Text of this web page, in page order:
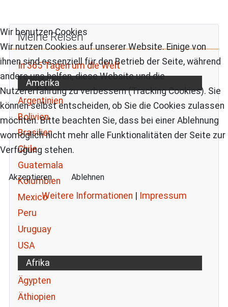
Meine Reisen
In 365 Tagen um die Welt
Amerika
Argentinien
Bolivien
Brasilien
Chile
Guatemala
Kolumbien
Mexico
Peru
Uruguay
USA
Afrika
Ägypten
Äthiopien
Wir benutzen Cookies
Wir nutzen Cookies auf unserer Website. Einige von
ihnen sind essenziell für den Betrieb der Seite, während
andere uns helfen, diese Website und die
Nutzererfahrung zu verbessern (Tracking Cookies). Sie
können selbst entscheiden, ob Sie die Cookies zulassen
möchten. Bitte beachten Sie, dass bei einer Ablehnung
womöglich nicht mehr alle Funktionalitäten der Seite zur
Verfügung stehen.
Akzeptieren Ablehnen
Weitere Informationen Impressum